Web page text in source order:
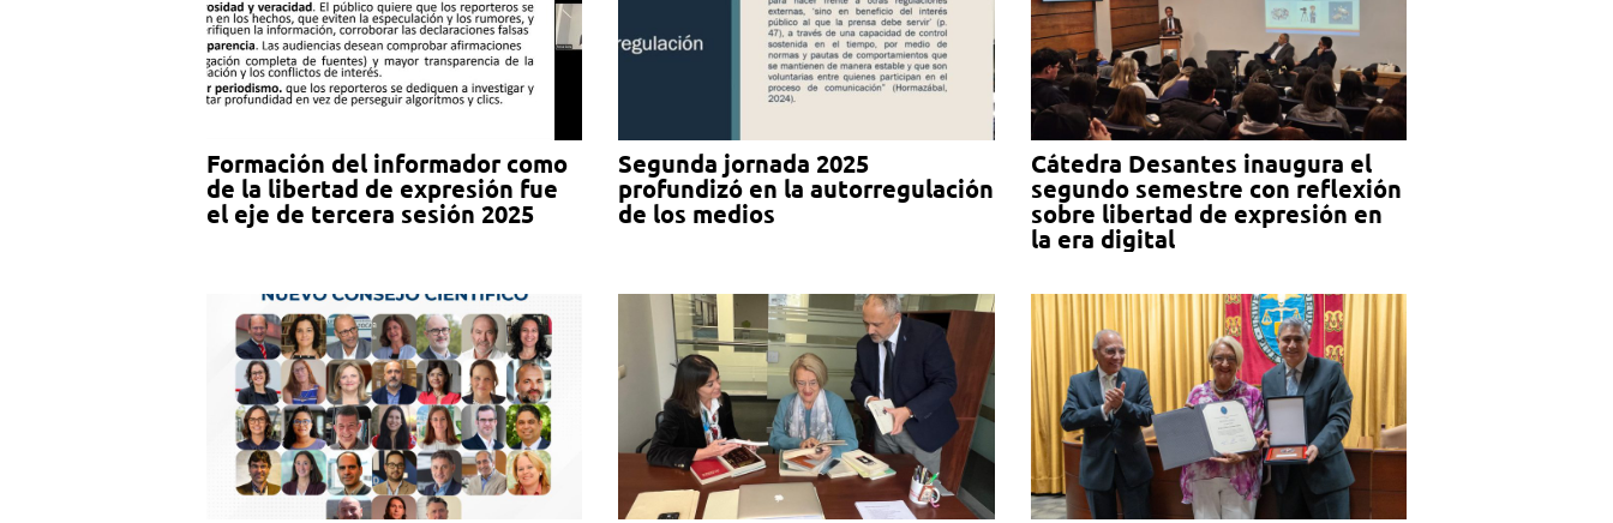
Formación del informador como
de la libertad de expresión fue
el eje de tercera sesión 2025
Segunda jornada 2025
profundizó en la autorregulación
de los medios
Cátedra Desantes inaugura el
segundo semestre con reflexión
sobre libertad de expresión en
la era digital